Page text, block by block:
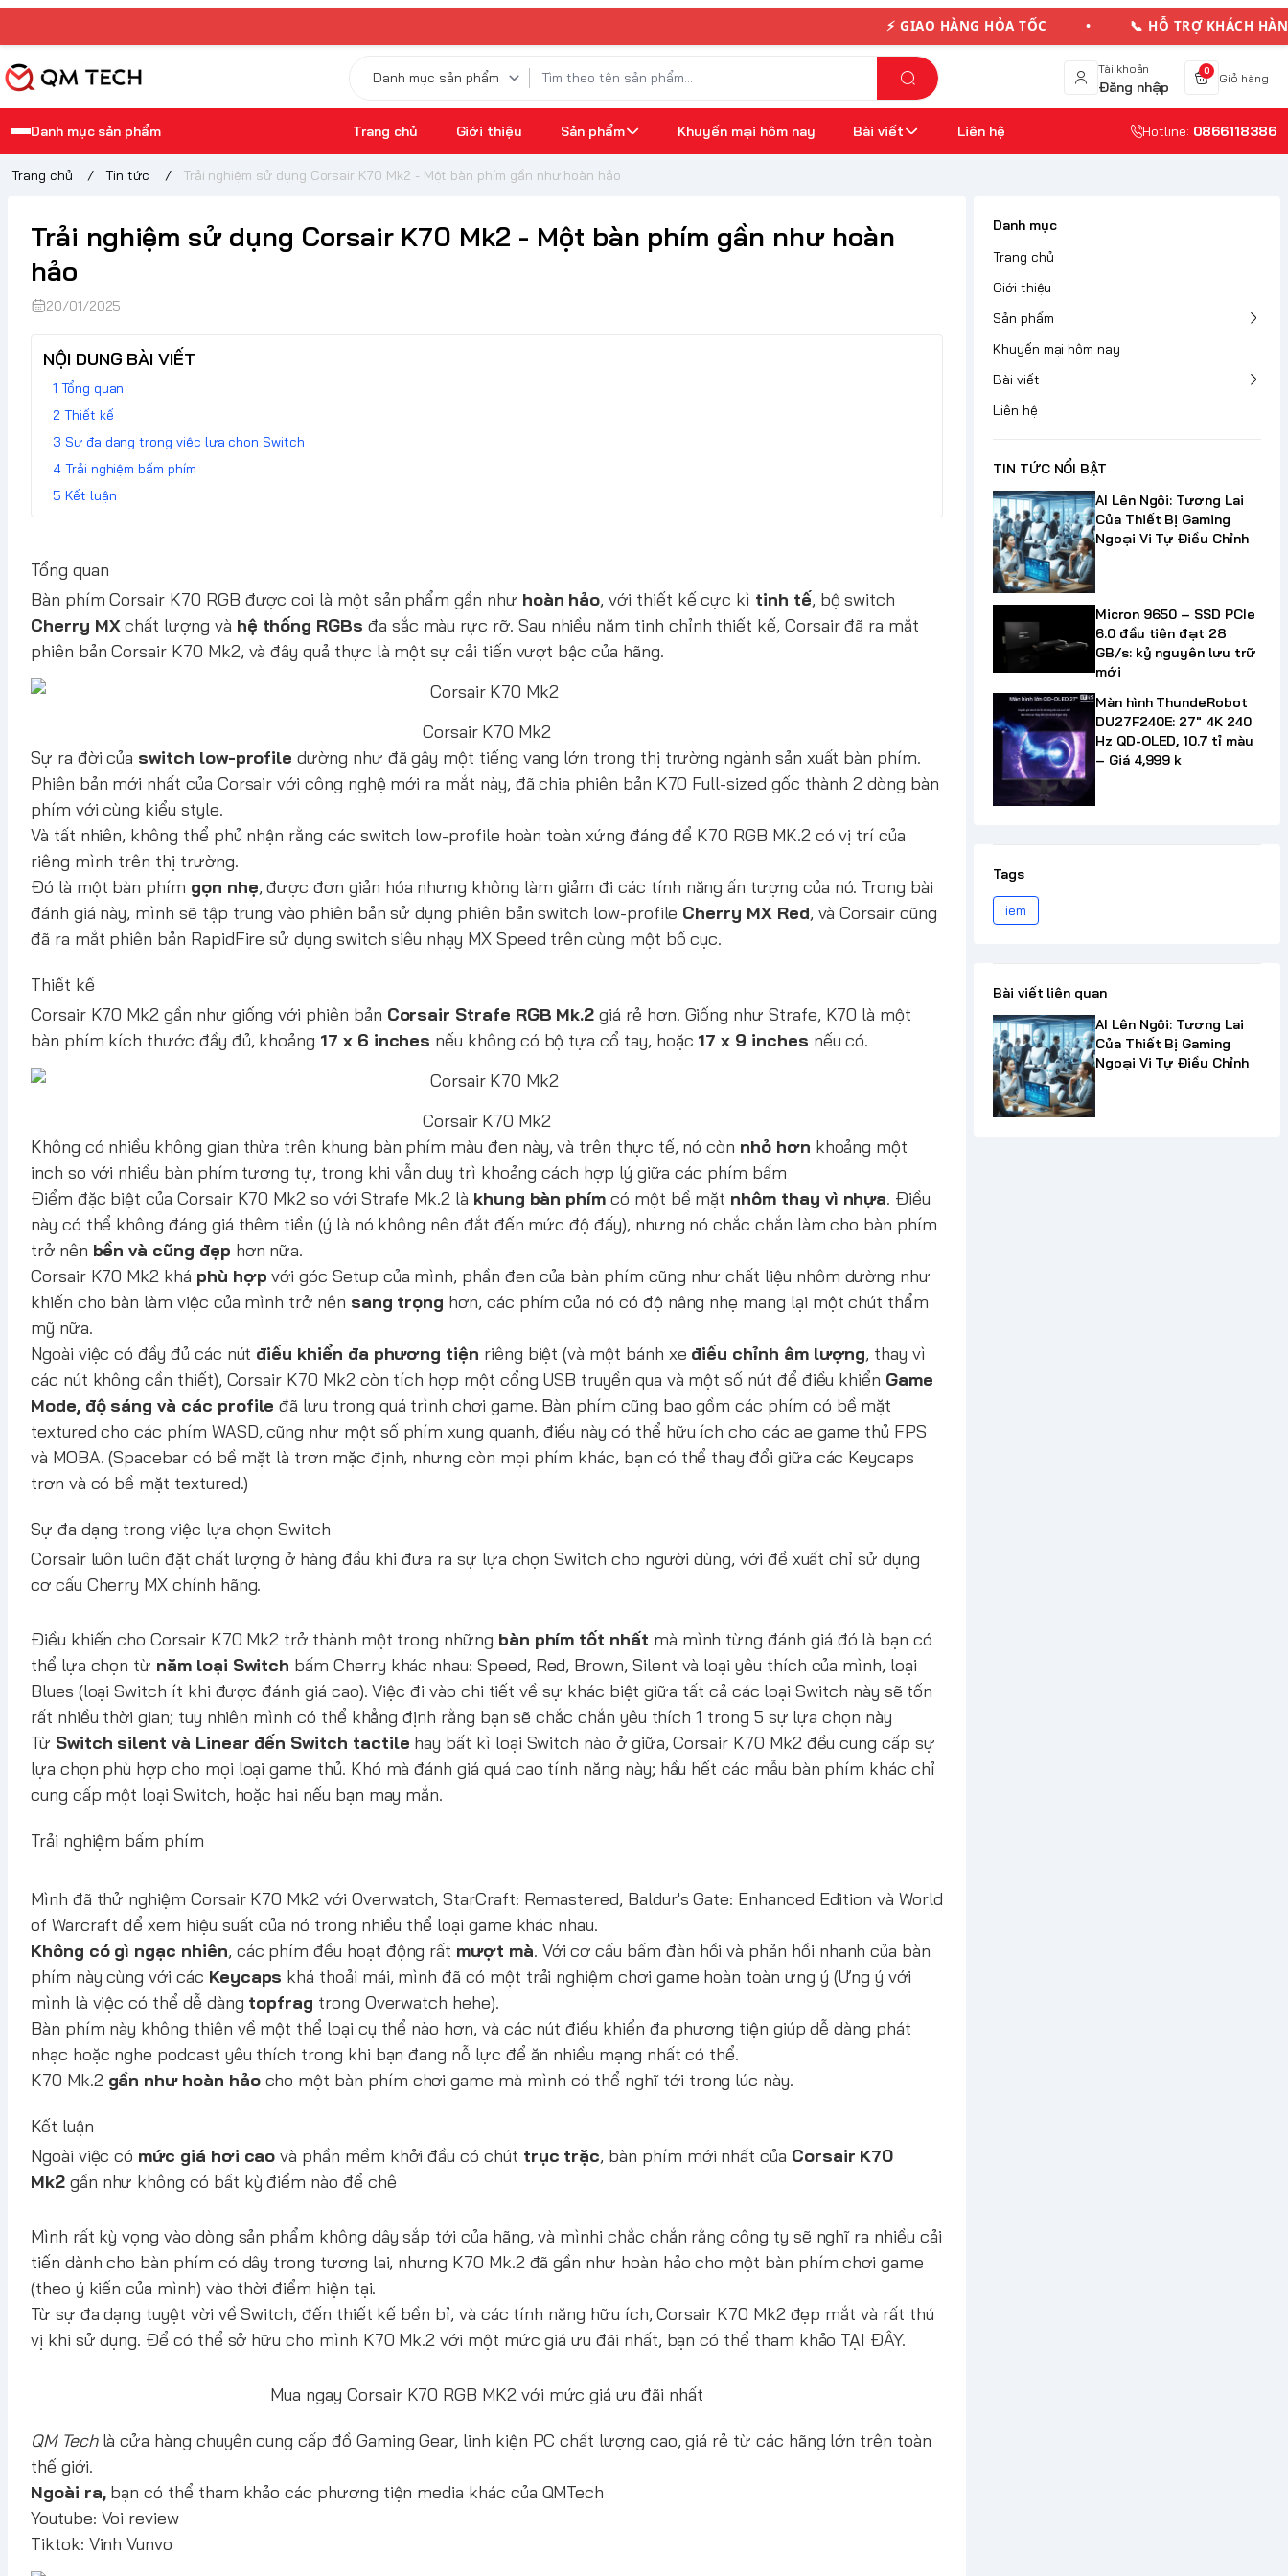
⚡ GIAO HÀNG HỎA TỐC • 📞 HỖ TRỢ KHÁCH
Tài khoản
Đăng nhập
0
Giỏ hàng
Danh mục sản phẩm Trang chủ Giới thiệu Sản phẩm Khuyến mại hôm nay Bài viết Liên hệ Hotline: 0866118386
Trang chủ / Tin tức / Trải nghiệm sử dụng Corsair K70 Mk2 - Một bàn phím gần như hoàn hảo
Trải nghiệm sử dụng Corsair K70 Mk2 - Một bàn phím gần như hoàn
hảo
20/01/2025
NỘI DUNG BÀI VIẾT
Tổng quan
Thiết kế
Sự đa dạng trong việc lựa chọn Switch
Trải nghiệm bấm phím
Kết luận
Tổng quan
Bàn phím Corsair K70 RGB được coi là một sản phẩm gần như hoàn hảo, với thiết kế cực kì tinh tế, bộ switch
Cherry MXchất lượng và hệ thống RGBs đa sắc màu rực rỡ. Sau nhiều năm tinh chỉnh thiết kế, Corsair đã ra mắt
phiên bảnCorsair K70 Mk2, và đây quả thực là một sự cải tiến vượt bậc của hãng.
Corsair K70 Mk2
Sự ra đời của switch low-profile dường như đã gây một tiếng vang lớn trong thị trường ngành sản xuất bàn phím.
Phiên bản mới nhất của Corsair với công nghệ mới ra mắt này, đã chia phiên bản K70 Full-sized gốc thành 2 dòng bàn
phím với cùng kiểu style.
Và tất nhiên, không thể phủ nhận rằng các switch low-profile hoàn toàn xứng đáng để K70 RGB MK.2 có vị trí của
riêng mình trên thị trường.
Đó là một bàn phím gọn nhẹ, được đơn giản hóa nhưng không làm giảm đi các tính năng ấn tượng của nó. Trong bài
đánh giá này, mình sẽ tập trung vào phiên bản sử dụng phiên bản switch low-profile Cherry MX Red, và Corsair cũng
đã ra mắt phiên bản RapidFire sử dụng switch siêu nhạy MX Speed trên cùng một bố cục.
Thiết kế
Corsair K70 Mk2 gần như giống với phiên bản Corsair Strafe RGB Mk.2 giá rẻ hơn. Giống như Strafe, K70 là một
bàn phím kích thước đầy đủ, khoảng 17 x 6 inches nếu không có bộ tựa cổ tay, hoặc 17 x 9 inches nếu có.
Corsair K70 Mk2
Không có nhiều không gian thừa trên khung bàn phím màu đen này, và trên thực tế, nó còn nhỏ hơn khoảng một
inch so với nhiều bàn phím tương tự, trong khi vẫn duy trì khoảng cách hợp lý giữa các phím bấm
Điểm đặc biệt của Corsair K70 Mk2 so với Strafe Mk.2 là khung bàn phím có một bề mặt nhôm thay vì nhựa. Điều
này có thể không đáng giá thêm tiền (ý là nó không nên đắt đến mức độ đấy), nhưng nó chắc chắn làm cho bàn phím
trở nên bền và cũng đẹp hơn nữa.
Corsair K70 Mk2 khá phù hợp với góc Setup của mình, phần đen của bàn phím cũng như chất liệu nhôm dường như
khiến cho bàn làm việc của mình trở nên sang trọng hơn, các phím của nó có độ nâng nhẹ mang lại một chút thẩm
mỹ nữa.
Ngoài việc có đầy đủ các nút điều khiển đa phương tiện riêng biệt (và một bánh xe điều chỉnh âm lượng, thay vì
các nút không cần thiết), Corsair K70 Mk2còn tích hợp một cổng USB truyền qua và một số nút để điều khiển Game
Mode, độ sáng và các profile đã lưu trong quá trình chơi game. Bàn phím cũng bao gồm các phím có bề mặt
textured cho các phím WASD, cũng như một số phím xung quanh, điều này có thể hữu ích cho các ae game thủ FPS
và MOBA. (Spacebar có bề mặt là trơn mặc định, nhưng còn mọi phím khác, bạn có thể thay đổi giữa các Keycaps
trơn và có bề mặt textured.)
Sự đa dạng trong việc lựa chọn Switch
Corsair luôn luôn đặt chất lượng ở hàng đầu khi đưa ra sự lựa chọn Switch cho người dùng, với đề xuất chỉ sử dụng
cơ cấu Cherry MX chính hãng.
Điều khiến cho Corsair K70 Mk2 trở thành một trong những bàn phím tốt nhất mà mình từng đánh giá đó là bạn có
thể lựa chọn từ năm loại Switch bấm Cherry khác nhau: Speed, Red, Brown, Silent và loại yêu thích của mình, loại
Blues (loại Switch ít khi được đánh giá cao). Việc đi vào chi tiết về sự khác biệt giữa tất cả các loại Switch này sẽ tốn
rất nhiều thời gian; tuy nhiên mình có thể khẳng định rằng bạn sẽ chắc chắn yêu thích 1 trong 5 sự lựa chọn này
Từ Switch silent và Linear đến Switch tactile hay bất kì loại Switch nào ở giữa, Corsair K70 Mk2 đều cung cấp sự
lựa chọn phù hợp cho mọi loại game thủ. Khó mà đánh giá quá cao tính năng này; hầu hết các mẫu bàn phím khác chỉ
cung cấp một loại Switch, hoặc hai nếu bạn may mắn.
Trải nghiệm bấm phím
Mình đã thử nghiệm Corsair K70 Mk2 với Overwatch, StarCraft: Remastered, Baldur's Gate: Enhanced Edition và World
of Warcraft để xem hiệu suất của nó trong nhiều thể loại game khác nhau.
Không có gì ngạc nhiên, các phím đều hoạt động rất mượt mà. Với cơ cấu bấm đàn hồi và phản hồi nhanh của bàn
phím này cùng với các Keycaps khá thoải mái, mình đã có một trải nghiệm chơi game hoàn toàn ưng ý (Ưng ý với
mình là việc có thể dễ dàng topfrag trong Overwatch hehe).
Bàn phím này không thiên về một thể loại cụ thể nào hơn, và các nút điều khiển đa phương tiện giúp dễ dàng phát
nhạc hoặc nghe podcast yêu thích trong khi bạn đang nỗ lực để ăn nhiều mạng nhất có thể.
K70 Mk.2 gần như hoàn hảocho một bàn phím chơi game mà mình có thể nghĩ tới trong lúc này.
Kết luận
Ngoài việc có mức giá hơi cao và phần mềm khởi đầu có chút trục trặc, bàn phím mới nhất của Corsair K70
Mk2gần như không có bất kỳ điểm nào để chê
Mình rất kỳ vọng vào dòng sản phẩm không dây sắp tới của hãng, và mìnhi chắc chắn rằng công ty sẽ nghĩ ra nhiều cải
tiến dành cho bàn phím có dây trong tương lai, nhưng K70 Mk.2 đã gần như hoàn hảo cho một bàn phím chơi game
(theo ý kiến của mình) vào thời điểm hiện tại.
Từ sự đa dạng tuyệt vời về Switch, đến thiết kế bền bỉ, và các tính năng hữu ích, Corsair K70 Mk2 đẹp mắt và rất thú
vị khi sử dụng. Để có thể sở hữu cho mình K70 Mk.2 với một mức giá ưu đãi nhất, bạn có thể tham khảo TẠI ĐÂY.
Mua ngay Corsair K70 RGB MK2 với mức giá ưu đãi nhất
QM Techlà cửa hàng chuyên cung cấp đồ Gaming Gear, linh kiện PC chất lượng cao, giá rẻ từ các hãng lớn trên toàn
thế giới.
Ngoài ra,bạn có thể tham khảo các phương tiện media khác của QMTech
Youtube: Voi review
Tiktok: Vinh Vunvo
Danh mục
Trang chủ
Giới thiệu
Sản phẩm
Khuyến mại hôm nay
Bài viết
Liên hệ
TIN TỨC NỔI BẬT
AI Lên Ngôi: Tương Lai
Của Thiết Bị Gaming
Ngoại Vi Tự Điều Chỉnh
Micron 9650 – SSD PCIe
6.0 đầu tiên đạt 28
GB/s: kỷ nguyên lưu trữ
mới
Màn hình ThundeRobot
DU27F240E: 27" 4K 240
Hz QD-OLED, 10.7 tỉ màu
– Giá 4,999 k
Tags
iem
Bài viết liên quan
AI Lên Ngôi: Tương Lai
Của Thiết Bị Gaming
Ngoại Vi Tự Điều Chỉnh